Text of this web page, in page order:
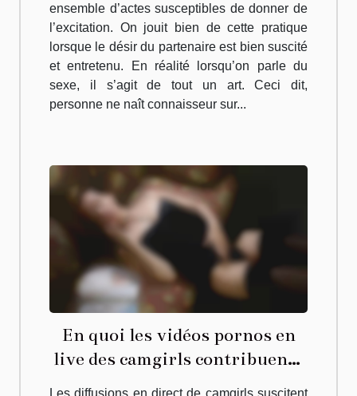
ensemble d’actes susceptibles de donner de
l’excitation. On jouit bien de cette pratique
lorsque le désir du partenaire est bien suscité
et entretenu. En réalité lorsqu’on parle du
sexe, il s’agit de tout un art. Ceci dit,
personne ne naît connaisseur sur...
En quoi les vidéos pornos en
live des camgirls contribuent-
elles à satisfaire les désirs
Les diffusions en direct de camgirls suscitent